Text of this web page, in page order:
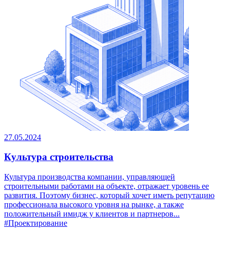
27.05.2024
Культура строительства
Культура производства компании, управляющей
строительными работами на объекте, отражает уровень ее
развития. Поэтому бизнес, который хочет иметь репутацию
профессионала высокого уровня на рынке, а также
положительный имидж у клиентов и партнеров...
#Проектирование